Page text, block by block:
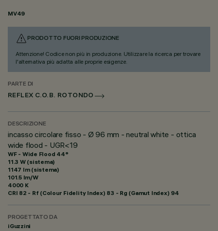
MV49
PRODOTTO FUORI PRODUZIONE
Attenzione! Codice non più in produzione. Utilizzare la ricerca per trovare
l'alternativa più adatta alle proprie esigenze.
PARTE DI
REFLEX C.O.B. ROTONDO
DESCRIZIONE
incasso circolare fisso - Ø 96 mm - neutral white - ottica
wide flood - UGR<19
WF - Wide Flood 44°
11.3 W (sistema)
1147 lm (sistema)
101.5 lm/W
4000 K
CRI 82 - Rf (Colour Fidelity Index) 83 - Rg (Gamut Index) 94
PROGETTATO DA
iGuzzini